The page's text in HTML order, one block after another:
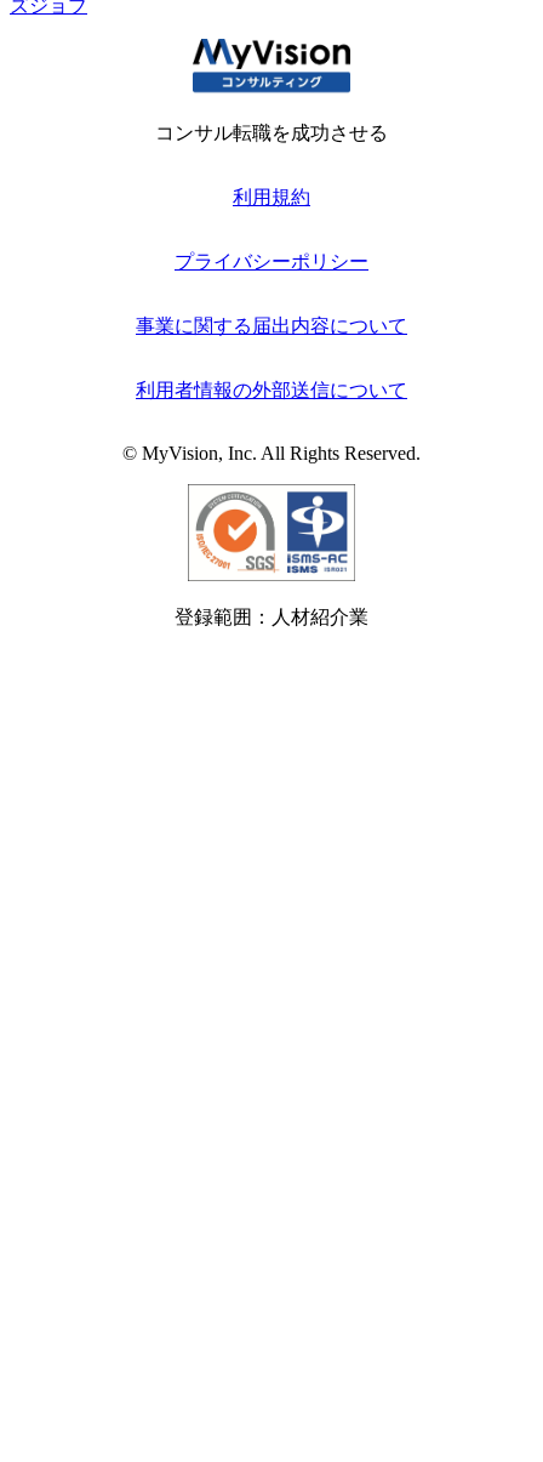
ズジョブ
コンサル転職を成功させる
利用規約
プライバシーポリシー
事業に関する届出内容について
利用者情報の外部送信について
© MyVision, Inc. All Rights Reserved.
登録範囲：人材紹介業